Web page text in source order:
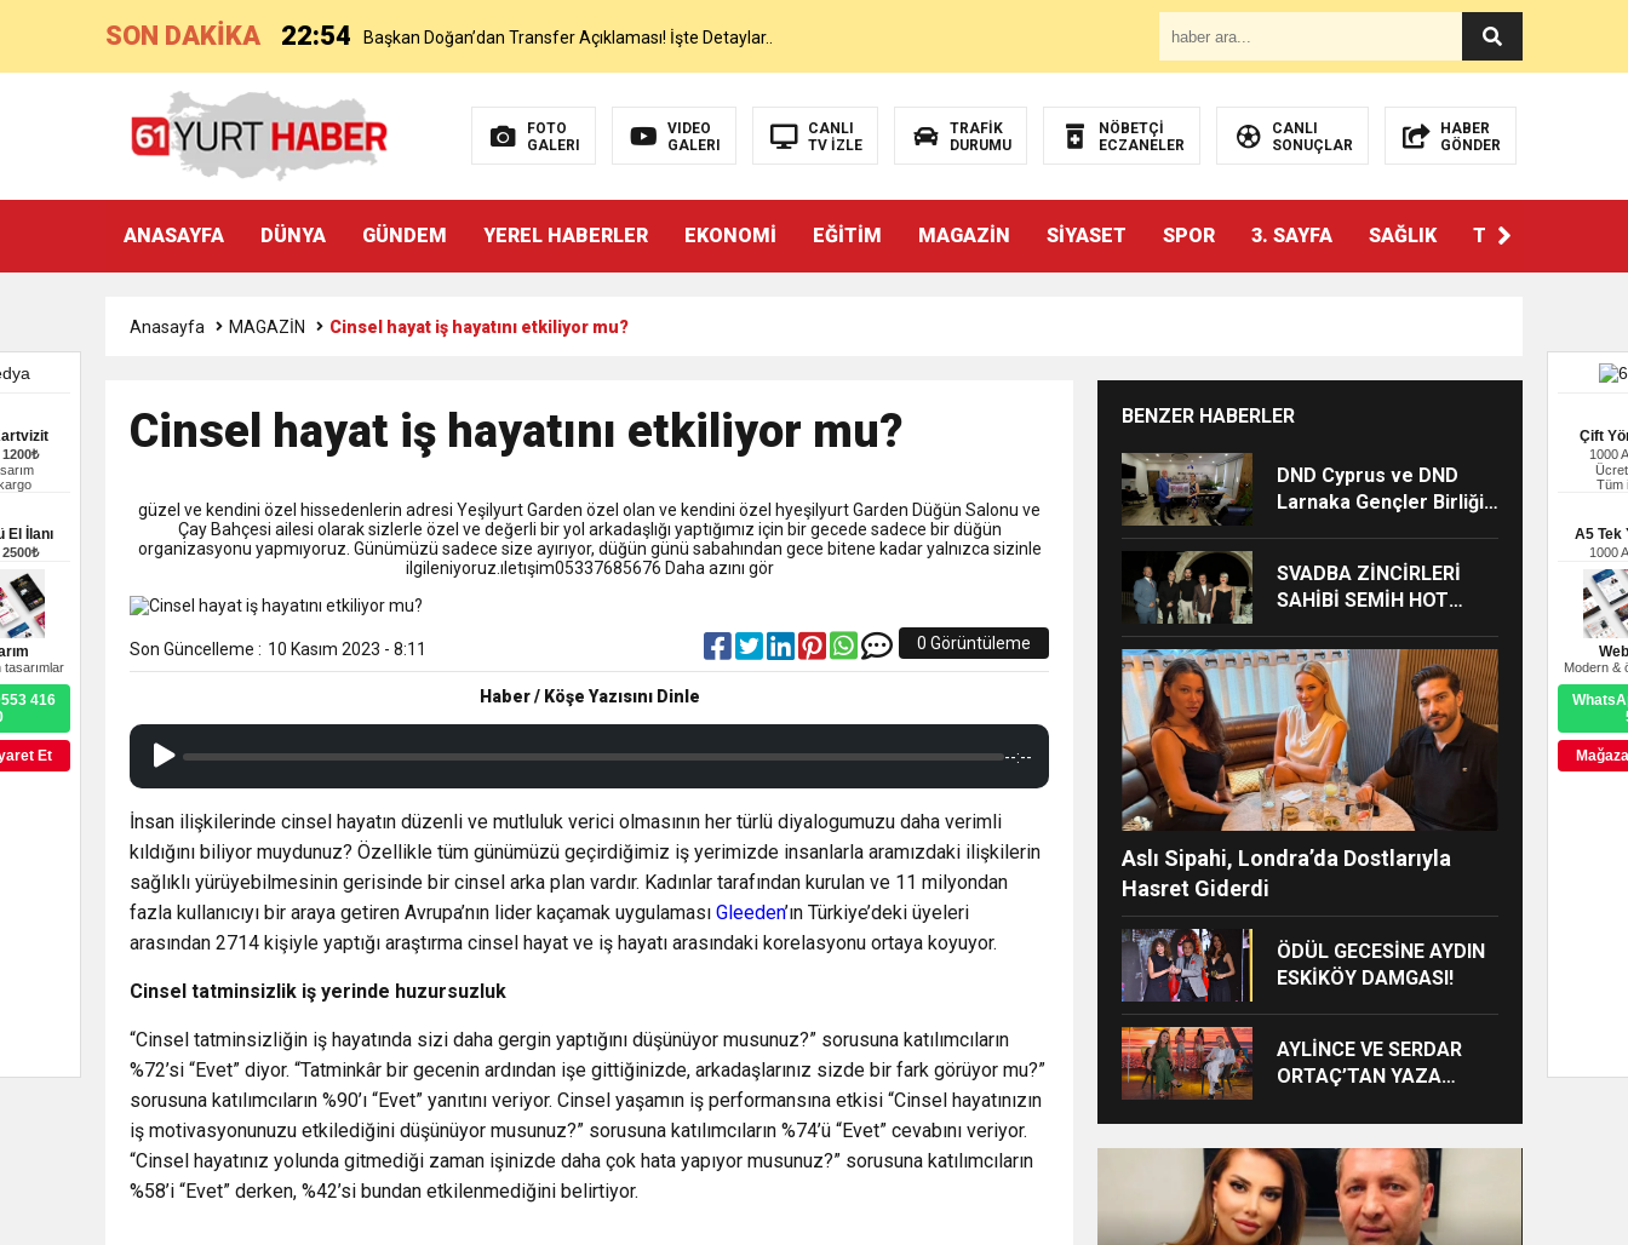
Çift
1000
Tüm
A5 Tek
1000
Modern &
1200₺
El İlanı
2500₺
416
Et
SON DAKİKA 22:54 Başkan Doğan’dan Transfer Açıklaması! İşte Detaylar..
21:51 Mohamed Salah’ın Trabzon’da İlk Sözleri!
18:40
0:59 Başkan Ertuğrul Doğan Canlı Yayında Transferi Açıkladı
9:50 MGD’DEN ANITKABİR’E ANLAMLI ZİYARET
18:59 Trabzonspor Mitongo Transferini KAP’a Bildirdi
Trabzonspor, Salah Transferinin Maliyetini KAP’a Bildirdi
FOTO
GALERI
VIDEO
GALERI
CANLI
TV İZLE
TRAFİK
DURUMU
NÖBETÇİ
ECZANELER
CANLI
SONUÇLAR
HABER
GÖNDER
ANASAYFA DÜNYA GÜNDEM YEREL HABERLER EKONOMİ EĞİTİM MAGAZİN SİYASET SPOR 3. SAYFA SAĞLIK TEKNOLOJİ
Anasayfa MAGAZİN Cinsel hayat iş hayatını etkiliyor mu?
Cinsel hayat iş hayatını etkiliyor mu?
güzel ve kendini özel hissedenlerin adresi Yeşilyurt Garden özel olan ve kendini özel hyeşilyurt Garden Düğün Salonu ve
Çay Bahçesi ailesi olarak sizlerle özel ve değerli bir yol arkadaşlığı yaptığımız için bir gecede sadece bir düğün
organizasyonu yapmıyoruz. Günümüzü sadece size ayırıyor, düğün günü sabahından gece bitene kadar yalnızca sizinle
ilgileniyoruz.ıletışim05337685676 Daha azını gör
Son Güncelleme : 10 Kasım 2023 - 8:11 0 Görüntüleme
Haber / Köşe Yazısını Dinle
--:--
İnsan ilişkilerinde cinsel hayatın düzenli ve mutluluk verici olmasının her türlü diyalogumuzu daha verimli
kıldığını biliyor muydunuz? Özellikle tüm günümüzü geçirdiğimiz iş yerimizde insanlarla aramızdaki ilişkilerin
sağlıklı yürüyebilmesinin gerisinde bir cinsel arka plan vardır. Kadınlar tarafından kurulan ve 11 milyondan
fazla kullanıcıyı bir araya getiren Avrupa’nın lider kaçamak uygulaması Gleeden’ın Türkiye’deki üyeleri
arasından 2714 kişiyle yaptığı araştırma cinsel hayat ve iş hayatı arasındaki korelasyonu ortaya koyuyor.
Cinsel tatminsizlik iş yerinde huzursuzluk
“Cinsel tatminsizliğin iş hayatında sizi daha gergin yaptığını düşünüyor musunuz?” sorusuna katılımcıların
%72’si “Evet” diyor. “Tatminkâr bir gecenin ardından işe gittiğinizde, arkadaşlarınız sizde bir fark görüyor mu?”
sorusuna katılımcıların %90’ı “Evet” yanıtını veriyor. Cinsel yaşamın iş performansına etkisi “Cinsel hayatınızın
iş motivasyonunuzu etkilediğini düşünüyor musunuz?” sorusuna katılımcıların %74’ü “Evet” cevabını veriyor.
“Cinsel hayatınız yolunda gitmediği zaman işinizde daha çok hata yapıyor musunuz?” sorusuna katılımcıların
%58’i “Evet” derken, %42’si bundan etkilenmediğini belirtiyor.
BENZER HABERLER
DND Cyprus ve DND
Larnaka Gençler Birliği,
Belediyesi’nde Bir Araya
Geldi
SVADBA ZİNCİRLERİ
SAHİBİ SEMİH HOT
CEMİYET DÜNYASININ
ÜNLÜ İSİMLERİYLE
KUTLADI!
Aslı Sipahi, Londra’da Dostlarıyla
Hasret Giderdi
ÖDÜL GECESİNE AYDIN
ESKİKÖY DAMGASI!
AYLİNCE VE SERDAR
ORTAÇ’TAN YAZA
BOMBASI!